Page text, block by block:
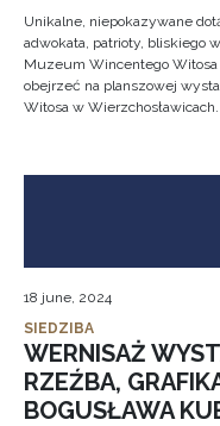
Unikalne, niepokazywane
adwokata, patrioty, bliskiego
Muzeum Wincentego
obejrzeć na planszowej
Witosa w Wierzchosławicach.
18 june, 2024
SIEDZIBA
WERNISAŻ
RZEŹBA,
BOGUSŁAWA